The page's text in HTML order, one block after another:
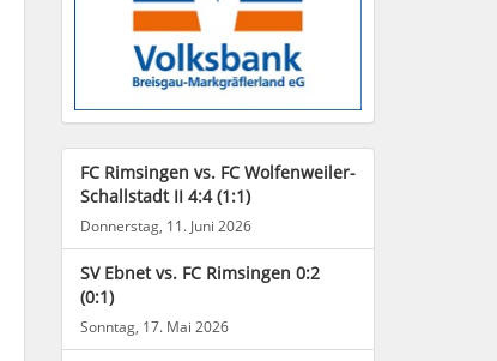
FC Rimsingen vs. FC Wolfenweiler-
Schallstadt II 4:4 (1:1)
Donnerstag, 11. Juni 2026
SV Ebnet vs. FC Rimsingen 0:2
(0:1)
Sonntag, 17. Mai 2026